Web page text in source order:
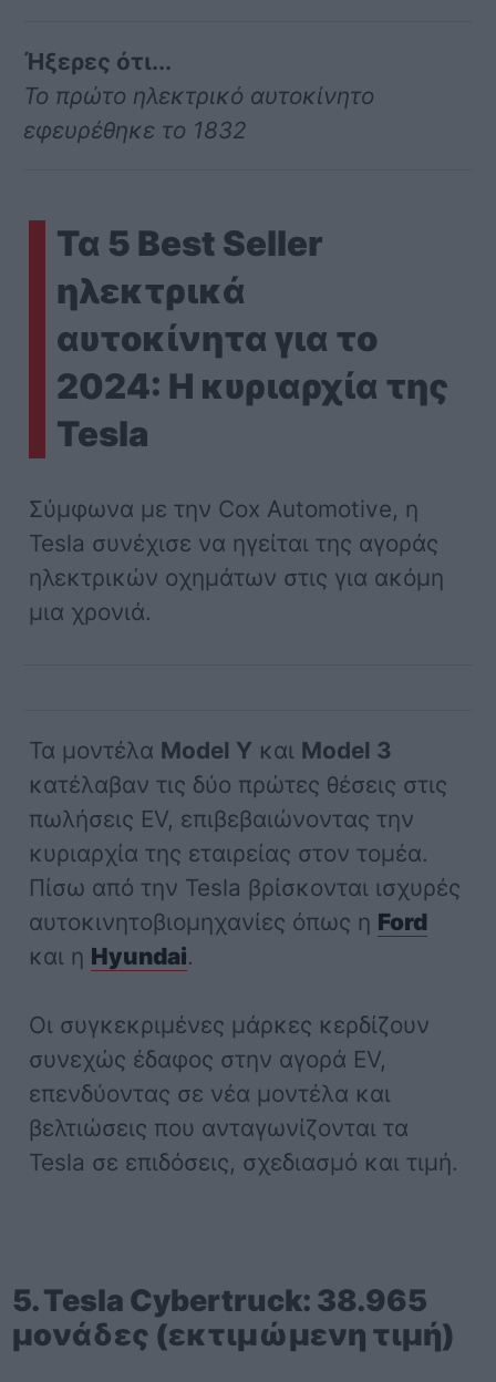
Ήξερες ότι...
Το πρώτο ηλεκτρικό αυτοκίνητο
εφευρέθηκε το 1832
Τα 5 Best Seller
ηλεκτρικά
αυτοκίνητα για το
2024: Η κυριαρχία της
Tesla
Σύμφωνα με την Cox Automotive, η
Tesla συνέχισε να ηγείται της αγοράς
ηλεκτρικών οχημάτων στις για ακόμη
μια χρονιά.
Τα μοντέλα Model Y και Model 3
κατέλαβαν τις δύο πρώτες θέσεις στις
πωλήσεις EV, επιβεβαιώνοντας την
κυριαρχία της εταιρείας στον τομέα.
Πίσω από την Tesla βρίσκονται ισχυρές
αυτοκινητοβιομηχανίες όπως η Ford
και η Hyundai.
Οι συγκεκριμένες μάρκες κερδίζουν
συνεχώς έδαφος στην αγορά EV,
επενδύοντας σε νέα μοντέλα και
βελτιώσεις που ανταγωνίζονται τα
Tesla σε επιδόσεις, σχεδιασμό και τιμή.
5. Tesla Cybertruck: 38.965
μονάδες (εκτιμώμενη τιμή)